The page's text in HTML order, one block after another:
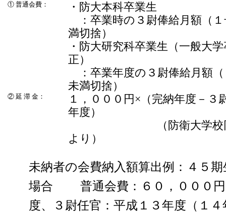
① 普通会費：
・防大本科卒業生
：卒業時の３尉俸給月額（
満切捨）
・防大研究科卒業生（一般大
正）
：卒業年度の３尉俸給月額
未満切捨）
② 延 滞 金：
１，０００円×（完納年度－３
年度）
（防衛大学校同窓会
より）
未納者の会費納入額算出例：４５
場合 普通会費：６０，０００円
度、３尉任官：平成１３年度（